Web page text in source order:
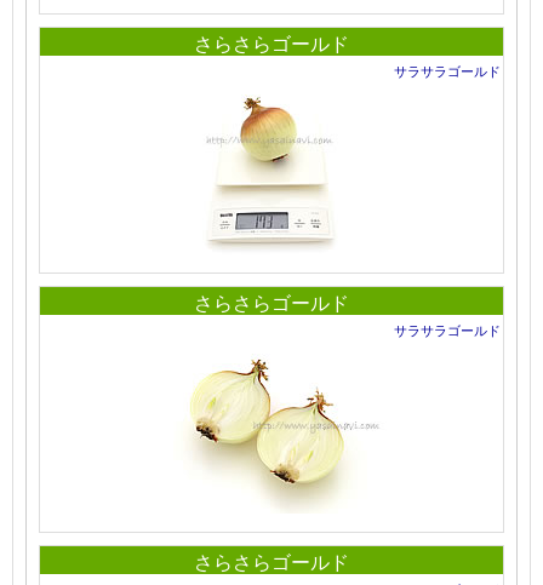
さらさらゴールド
サラサラゴールド
さらさらゴールド
サラサラゴールド
さらさらゴールド